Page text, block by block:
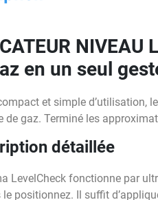
NIVEAU
en un seul
et simple d’utilisation,
de gaz. Terminé les
détaillée
LevelCheck fonctionne par
positionnez. Il suffit